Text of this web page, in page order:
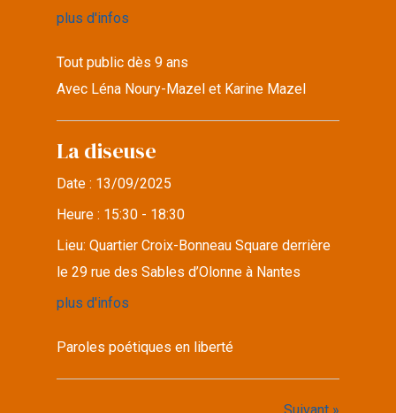
plus d'infos
Tout public dès 9 ans
Avec Léna Noury-Mazel et Karine Mazel
La diseuse
Date : 13/09/2025
Heure : 15:30 - 18:30
Lieu:Quartier Croix-Bonneau Square derrière
le 29 rue des Sables d’Olonne à Nantes
plus d'infos
Paroles poétiques en liberté